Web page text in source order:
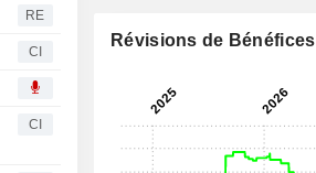
RE
CI
CI
Révisions de Bénéfices